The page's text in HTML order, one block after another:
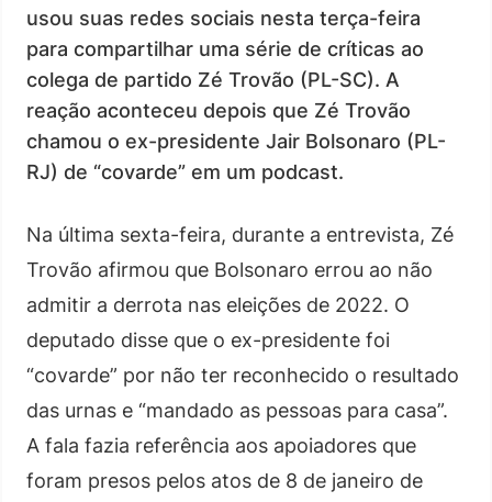
usou suas redes sociais nesta terça-feira
para compartilhar uma série de críticas ao
colega de partido Zé Trovão (PL-SC). A
reação aconteceu depois que Zé Trovão
chamou o ex-presidente Jair Bolsonaro (PL-
RJ) de “covarde” em um podcast.
Na última sexta-feira, durante a entrevista, Zé
Trovão afirmou que Bolsonaro errou ao não
admitir a derrota nas eleições de 2022. O
deputado disse que o ex-presidente foi
“covarde” por não ter reconhecido o resultado
das urnas e “mandado as pessoas para casa”.
A fala fazia referência aos apoiadores que
foram presos pelos atos de 8 de janeiro de